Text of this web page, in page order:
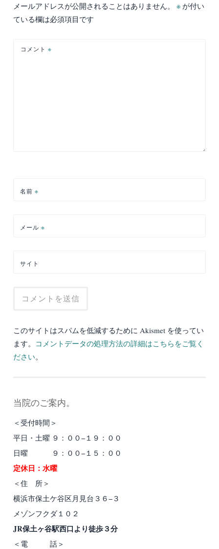
ー
シ
メールアドレスが公開されることはありません。 ※ が付い
ている欄は必須項目です
コメント ※
名前 ※
メール ※
サイト
このサイトはスパムを低減するために Akismet を使ってい
ます。 コメントデータの処理方法の詳細はこちらをご覧く
ださい。
当院のご案内。
＜受付時間＞
平日・土曜 ９：００−１９：００
日曜 ９：００−１５：００
定休日：水曜
＜住 所＞
横浜市保土ケ谷区月見台３６−３
メゾンフクダ１０２
JR保土ヶ谷駅西口より徒歩３分
＜電 話＞